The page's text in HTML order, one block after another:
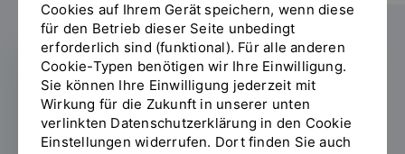
SCIENCE AWARD
Bühne frei für
Cookies auf Ihrem Gerät speichern, wenn diese
für den Betrieb dieser Seite unbedingt
erforderlich sind (funktional). Für alle anderen
Cookie-Typen benötigen wir Ihre Einwilligung.
Sie können Ihre Einwilligung jederzeit mit
Wirkung für die Zukunft in unserer unten
verlinkten Datenschutzerklärung in den Cookie
Einstellungen widerrufen. Dort finden Sie auch